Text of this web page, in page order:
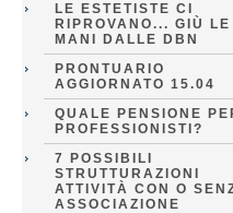
LE ESTETISTE CI
RIPROVANO... GIÙ LE
MANI DALLE DBN
PRONTUARIO
AGGIORNATO 15.04
QUALE PENSIONE
PROFESSIONISTI?
7 POSSIBILI
STRUTTURAZIONI
ATTIVITÀ CON O
ASSOCIAZIONE